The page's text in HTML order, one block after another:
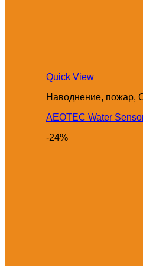
Quick View
Наводнение, пожар,
AEOTEC Water
-24%